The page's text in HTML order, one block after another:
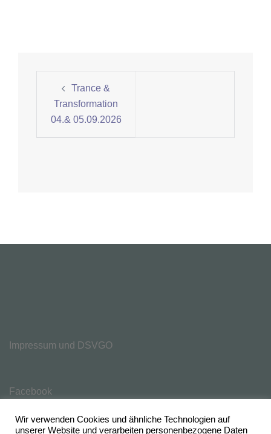
Navigation
Trance &
Transformation
04.& 05.09.2026
Impressum und DSVGO
Facebook
Wir verwenden Cookies und ähnliche Technologien auf
unserer Website und verarbeiten personenbezogene Daten